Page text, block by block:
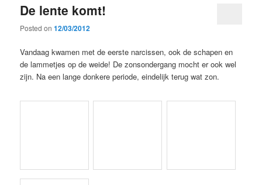
De lente komt!
Posted on12/03/2012
Vandaag kwamen met de eerste narcissen, ook de schapen en
de lammetjes op de weide! De zonsondergang mocht er ook wel
zijn. Na een lange donkere periode, eindelijk terug wat zon.